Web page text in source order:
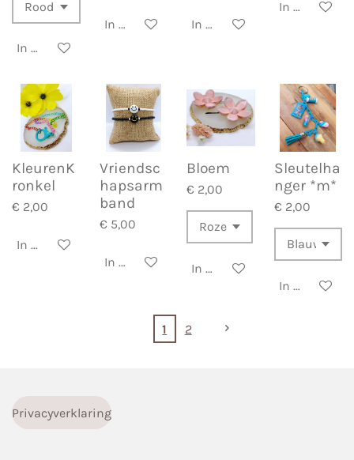
In winkelwagen
In winkelwagenIn winkelwagen
In
KleurenK
ronkel
€ 2,00
In winkelwagen
Vriendsc
hapsarm
band
€ 5,00
In winkelwagen
Bloem
€ 2,00
In winkelwagen
Sleutelha
nger *m*
€ 2,00
In
1 2
Privacyverklaring